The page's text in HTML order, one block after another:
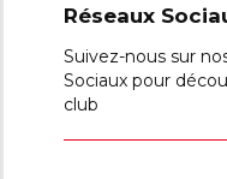
Réseaux
Suivez-nous sur
Sociaux pour
club